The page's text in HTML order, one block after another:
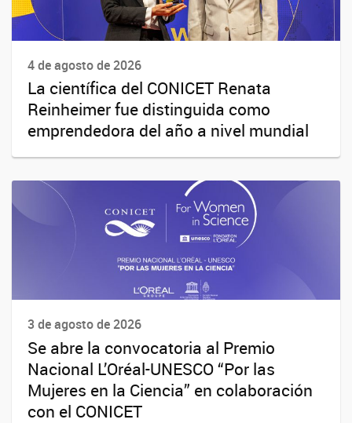
4 de agosto de 2026
La científica del CONICET Renata
Reinheimer fue distinguida como
emprendedora del año a nivel mundial
3 de agosto de 2026
Se abre la convocatoria al Premio
Nacional L’Oréal-UNESCO “Por las
Mujeres en la Ciencia” en colaboración
con el CONICET